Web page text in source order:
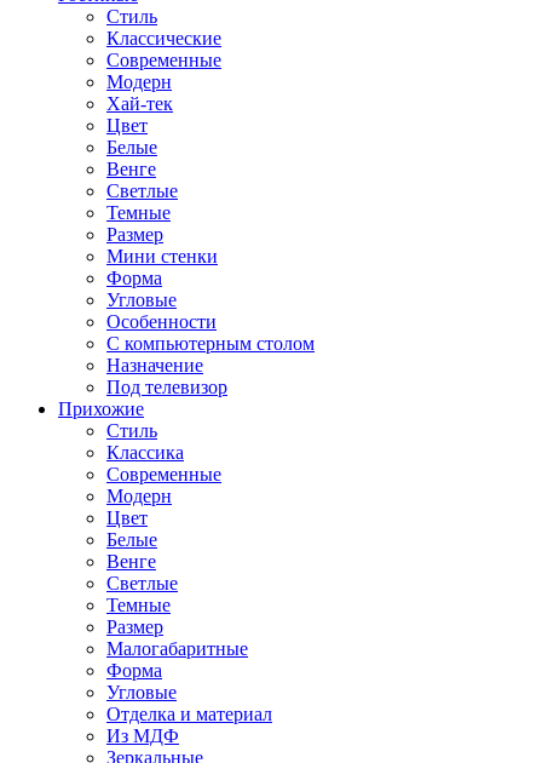
Стиль
Классические
Современные
Модерн
Хай-тек
Цвет
Белые
Венге
Светлые
Темные
Размер
Мини стенки
Форма
Угловые
Особенности
С компьютерным столом
Назначение
Под телевизор
Прихожие
Стиль
Классика
Современные
Модерн
Цвет
Белые
Венге
Светлые
Темные
Размер
Малогабаритные
Форма
Угловые
Отделка и материал
Из МДФ
Зеркальные